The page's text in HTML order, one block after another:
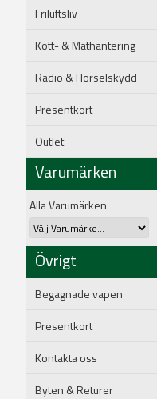
Friluftsliv
Kött- & Mathantering
Radio & Hörselskydd
Presentkort
Outlet
Varumärken
Alla Varumärken
Övrigt
Begagnade vapen
Presentkort
Kontakta oss
Byten & Returer